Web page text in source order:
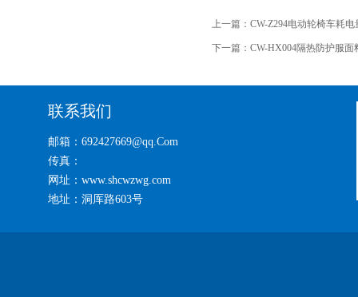
上一篇： CW-Z294电动轮椅车耗
下一篇： CW-HX004隔热防护服
联系我们
邮箱：692427669@qq.Com
传真：
网址：www.shcwzwg.com
地址：洞厍路603号